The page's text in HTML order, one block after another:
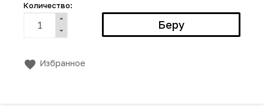
Количество:
Избранное